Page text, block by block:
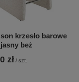
krzesło barowe
beż
zł / szt.